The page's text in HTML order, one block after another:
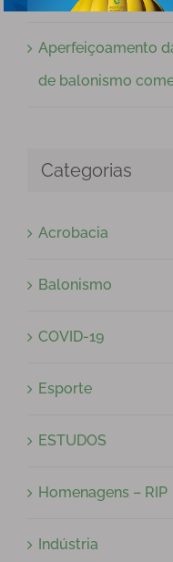
Aperfeiçoamento
de balonismo
Categorias
Acrobacia
Balonismo
COVID-19
Esporte
ESTUDOS
Homenagens – RIP
Indústria